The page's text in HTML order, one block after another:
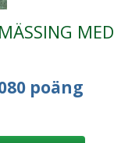
MED
poäng